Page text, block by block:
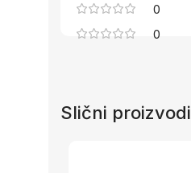
0
0
Slični proizvodi